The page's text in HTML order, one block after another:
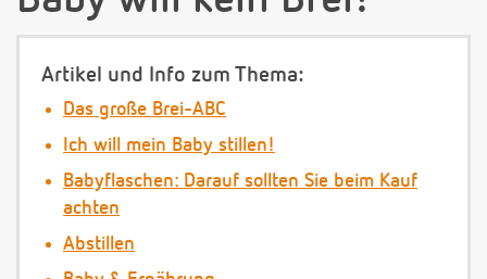
Artikel und Info zum Thema:
Das große Brei-ABC
Ich will mein Baby stillen!
Babyflaschen: Darauf sollten Sie beim Kauf
achten
Abstillen